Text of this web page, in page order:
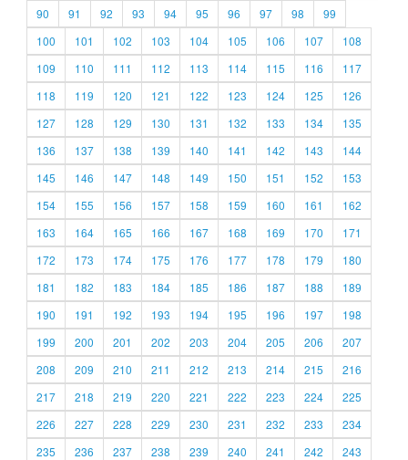
90
91 92 93 94 95 96 97 98
99
100
101 102 103 104 105 106 107
108
109
110 111 112 113 114 115 116
117
118
119 120 121 122 123 124 125
126
127
128 129 130 131 132 133 134
135
136
137 138 139 140 141 142 143
144
145
146 147 148 149 150 151 152
153
154
155 156 157 158 159 160 161
162
163
164 165 166 167 168 169 170
171
172
173 174 175 176 177 178 179
180
181
182 183 184 185 186 187 188
189
190
191 192 193 194 195 196 197
198
199
200 201 202 203 204 205 206
207
208
209 210 211 212 213 214 215
216
217
218 219 220 221 222 223 224
225
226
227 228 229 230 231 232 233
234
235
236 237 238 239 240 241 242
243